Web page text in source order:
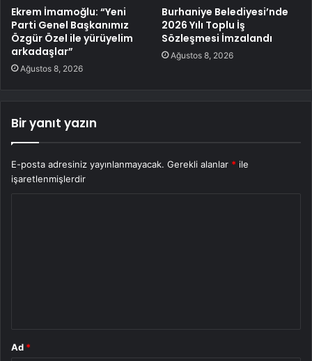
Ekrem İmamoğlu: “Yeni
Parti Genel Başkanımız
Özgür Özel ile yürüyelim
arkadaşlar”
Ağustos 8, 2026
Burhaniye Belediyesi’nde
2026 Yılı Toplu İş
Sözleşmesi İmzalandı
Ağustos 8, 2026
Bir yanıt yazın
E-posta adresiniz yayınlanmayacak. Gerekli alanlar * ile
işaretlenmişlerdir
Ad *